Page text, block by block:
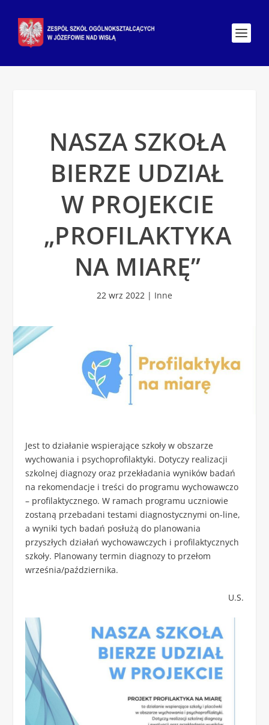
NASZA SZKOŁA
BIERZE UDZIAŁ
W PROJEKCIE
„PROFILAKTYKA
NA MIARĘ”
22 wrz 2022 | Inne
Jest to działanie wspierające szkoły w obszarze
wychowania i psychoprofilaktyki. Dotyczy realizacji
szkolnej diagnozy oraz przekładania wyników badań
na rekomendacje i treści do programu wychowawczo
– profilaktycznego. W ramach programu uczniowie
zostaną przebadani testami diagnostycznymi on-line,
a wyniki tych badań posłużą do planowania
przyszłych działań wychowawczych i profilaktycznych
szkoły. Planowany termin diagnozy to przełom
września/października.
U.S.